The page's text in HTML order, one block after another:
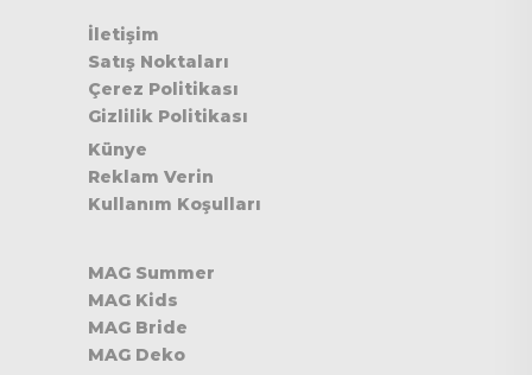
İletişim
Satış Noktaları
Çerez Politikası
Gizlilik Politikası
Künye
Reklam Verin
Kullanım Koşulları
MAG Summer
MAG Kids
MAG Bride
MAG Deko